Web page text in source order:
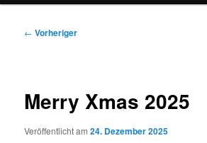
Beitragsnavigation
← Vorheriger
Merry Xmas 2025
Veröffentlicht am24. Dezember 2025